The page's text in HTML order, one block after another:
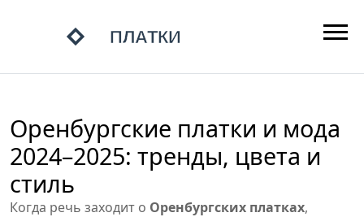
Оренбургские платки и мода
2024–2025: тренды, цвета и
стиль
Когда речь заходит о Оренбургских платках,